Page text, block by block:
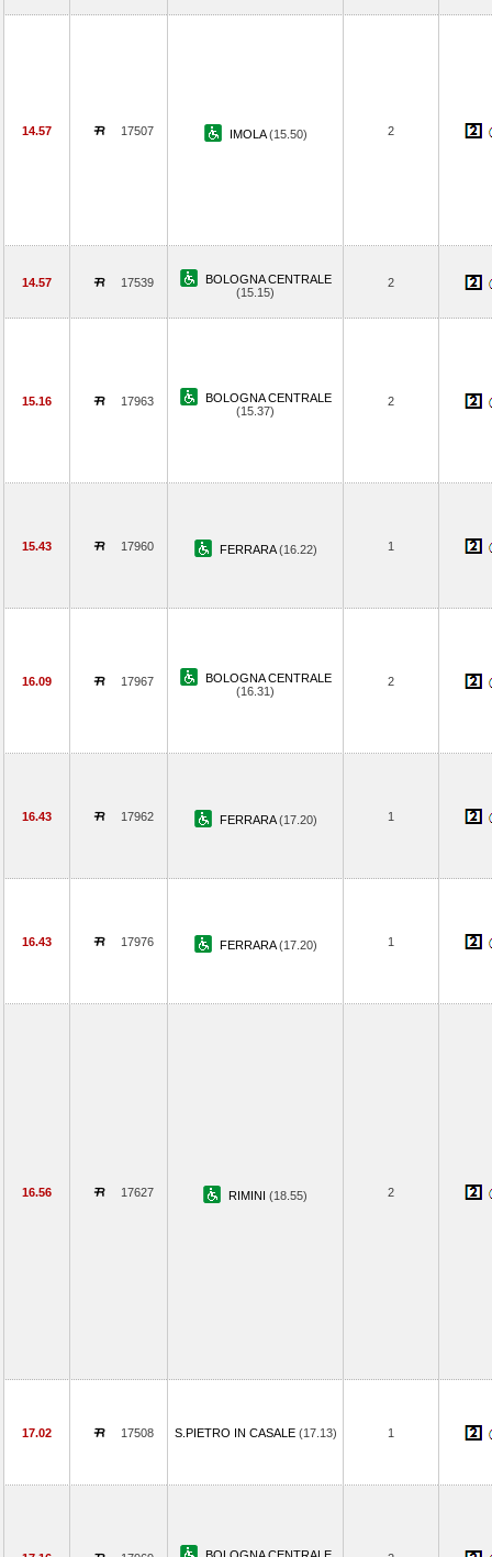
14.57 17507 IMOLA(15.50) 2
14.57 17539
BOLOGNA CENTRALE
(15.15)
2
15.16 17963
BOLOGNA CENTRALE
(15.37)
2
15.43 17960 FERRARA(16.22) 1
16.09 17967
BOLOGNA CENTRALE
(16.31)
2
16.43 17962 FERRARA(17.20) 1
16.43 17976 FERRARA(17.20) 1
16.56 17627 RIMINI (18.55) 2
17.02 17508 S.PIETRO IN CASALE (17.13) 1